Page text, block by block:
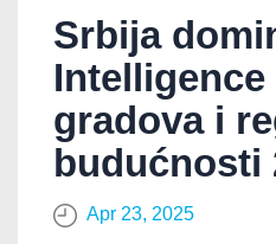
Srbija
gradova i
budućnosti
Apr 23, 2025